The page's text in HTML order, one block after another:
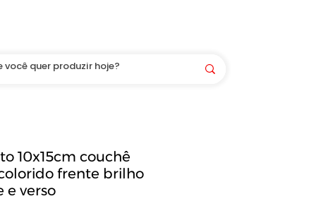
10x15cm couchê
frente brilho
e verso